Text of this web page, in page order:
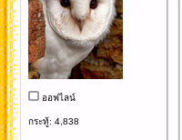
ออฟไลน์
กระทู้: 4,838